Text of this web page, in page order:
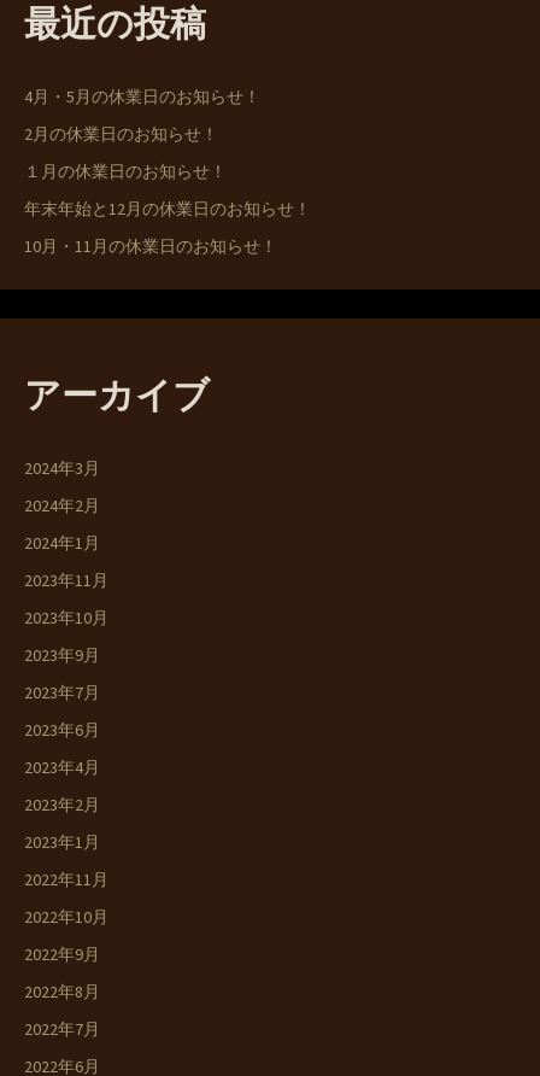
最近の投稿
4月・5月の休業日のお知らせ！
2月の休業日のお知らせ！
１月の休業日のお知らせ！
年末年始と12月の休業日のお知らせ！
10月・11月の休業日のお知らせ！
アーカイブ
2024年3月
2024年2月
2024年1月
2023年11月
2023年10月
2023年9月
2023年7月
2023年6月
2023年4月
2023年2月
2023年1月
2022年11月
2022年10月
2022年9月
2022年8月
2022年7月
2022年6月